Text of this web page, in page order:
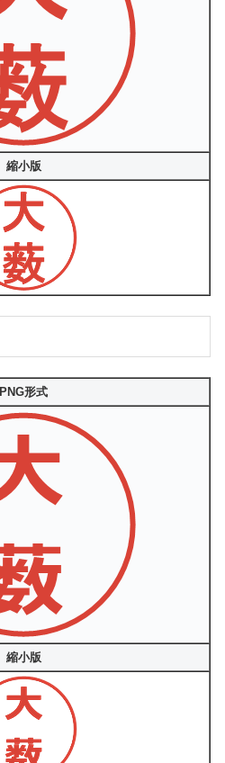
縮小版
PNG形式
縮小版